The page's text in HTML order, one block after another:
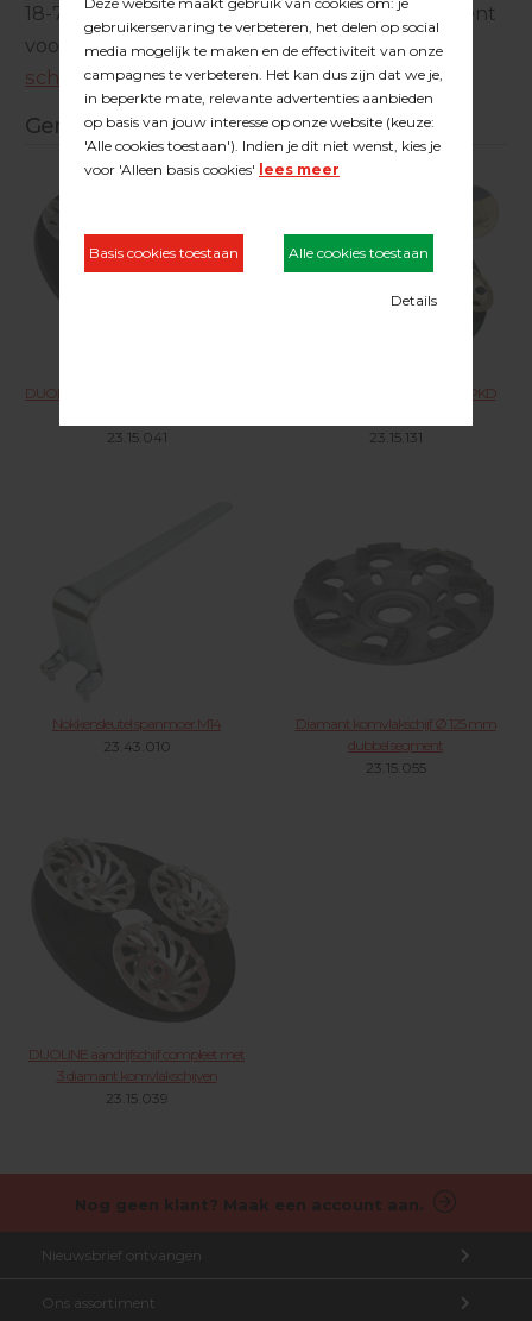
18-7 betonschuurmachine, of als los component
voor deDuoline aandrijfschijf met 4 PKD
schijven.
Gerelateerde producten
DUOLINE aandrijfschijf met 4 diamant
23.15.041
DUOLINE aandrijfschijf met 4 PKD
23.15.131
Nokkensleutel spanmoer M14
23.43.010
Diamant komvlakschijf Ø 125 mm
dubbel segment
23.15.055
DUOLINE aandrijfschijf compleet met
3 diamant komvlakschijven
23.15.039
Nog geen klant? Maak een account aan.
Nieuwsbrief ontvangen
Ons assortiment